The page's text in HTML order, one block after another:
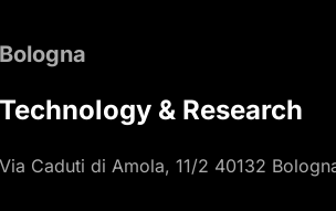
Bologna
Technology & Research
Via Caduti di Amola, 11/2 40132